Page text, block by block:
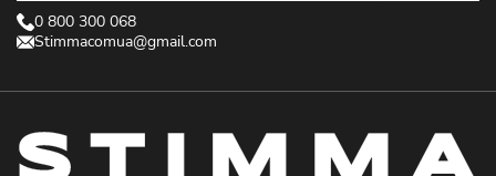
0 800 300 068
Stimmacomua@gmail.com